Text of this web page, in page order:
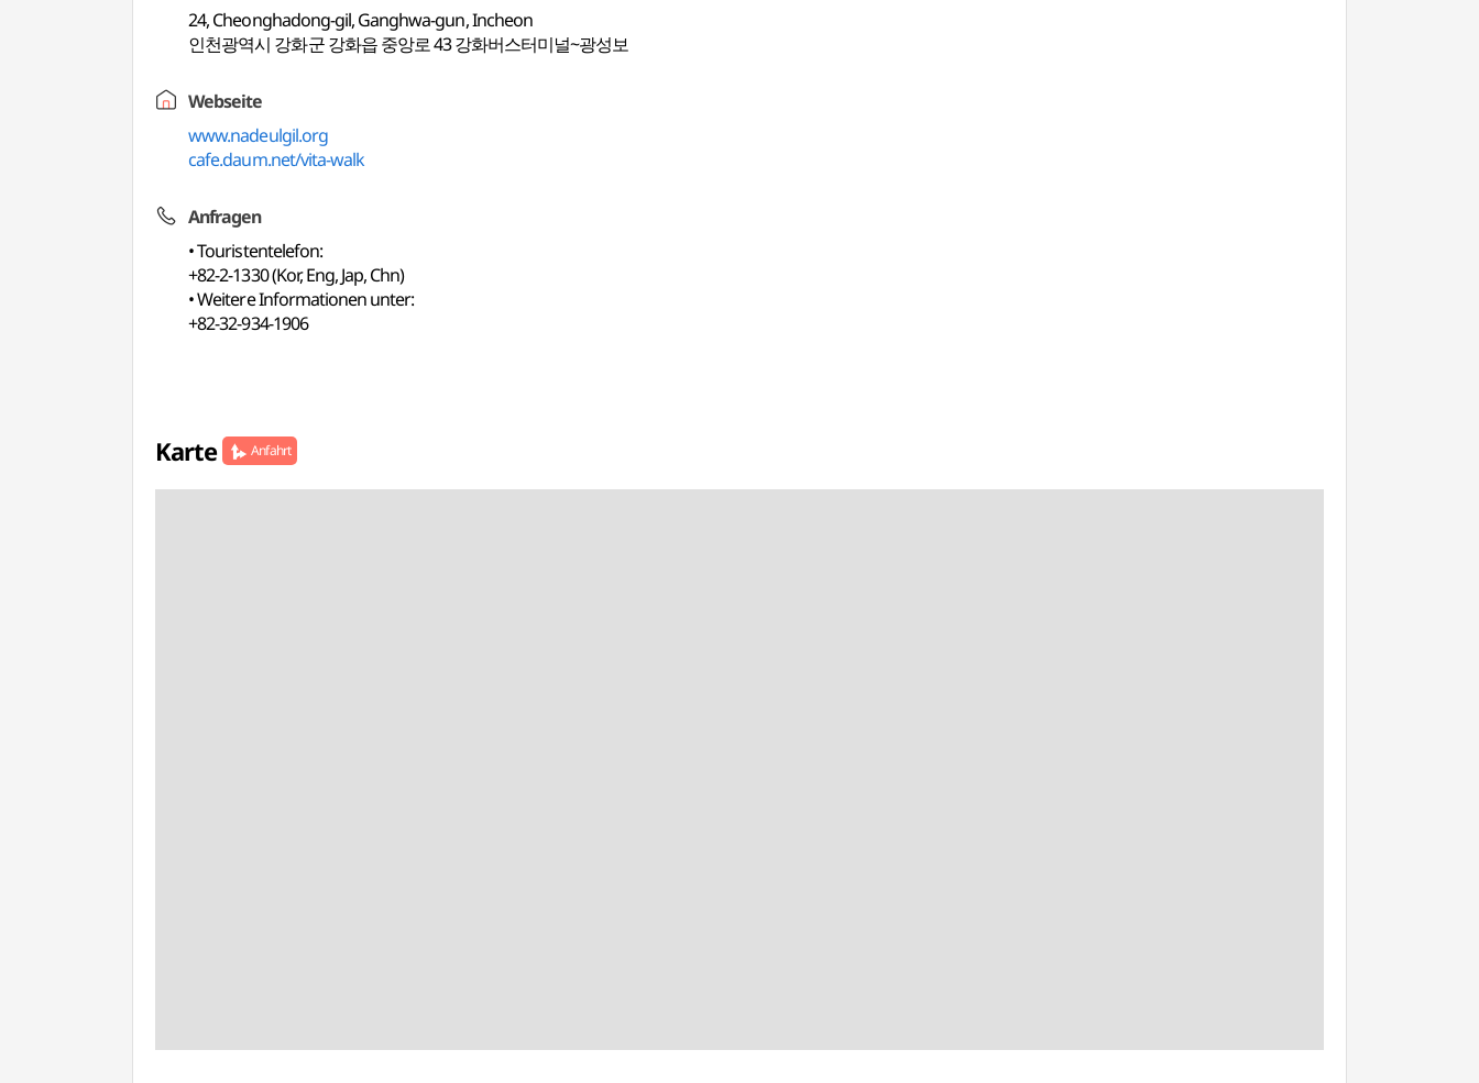
24, Cheonghadong-gil, Ganghwa-gun, Incheon
인천광역시 강화군 강화읍 중앙로 43 강화버스터미널~광성보
Webseite
www.nadeulgil.org
cafe.daum.net/vita-walk
Anfragen
• Touristentelefon:
+82-2-1330 (Kor, Eng, Jap, Chn)
• Weitere Informationen unter:
+82-32-934-1906
Karte Anfahrt